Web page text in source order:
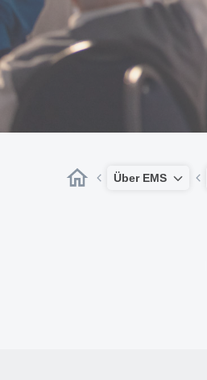
Über EMS